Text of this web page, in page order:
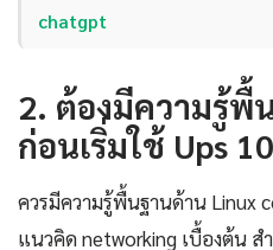
chatgpt
2. ต้องมีความรู้พื้
ก่อนเริ่มใช้ Ups
ควรมีความรู้พื้นฐานด้าน Linux
แนวคิด networking เบื้องต้น ส